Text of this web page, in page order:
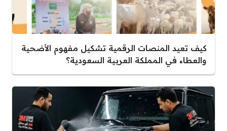
كيف تعيد المنصات الرقمية تشكيل مفهوم الأضحية
والعطاء في المملكة العربية السعودية؟